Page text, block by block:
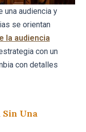
una audiencia y
se orientan
la audiencia
con un
con detalles
Sin Una